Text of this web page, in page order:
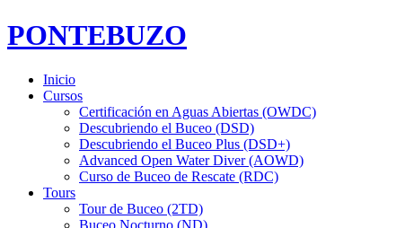
PONTEBUZO
Inicio
Cursos
Certificación en Aguas Abiertas (OWDC)
Descubriendo el Buceo (DSD)
Descubriendo el Buceo Plus (DSD+)
Advanced Open Water Diver (AOWD)
Curso de Buceo de Rescate (RDC)
Tours
Tour de Buceo (2TD)
Buceo Nocturno (ND)